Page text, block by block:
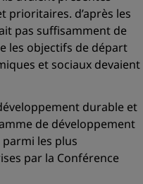
prioritaires. d’après les
pas suffisamment de
les objectifs de départ
et sociaux devaient
durable et
de développement
les plus
par la Conférence